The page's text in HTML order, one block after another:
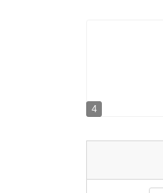
“저에게 숨을
“블랙홀 같은
“이젠 그 누
자기주장을
4